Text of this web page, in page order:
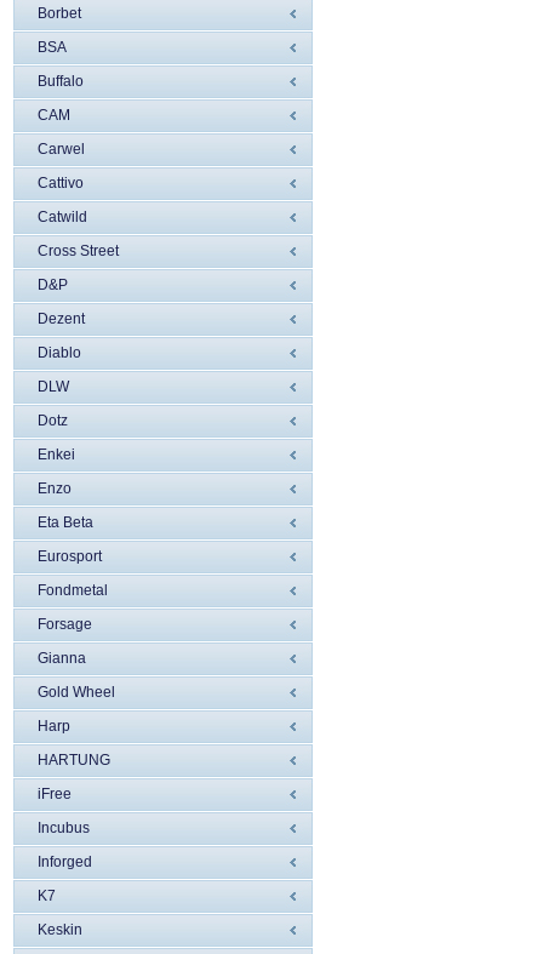
Borbet
BSA
Buffalo
CAM
Carwel
Cattivo
Catwild
Cross Street
D&P
Dezent
Diablo
DLW
Dotz
Enkei
Enzo
Eta Beta
Eurosport
Fondmetal
Forsage
Gianna
Gold Wheel
Harp
HARTUNG
iFree
Incubus
Inforged
K7
Keskin